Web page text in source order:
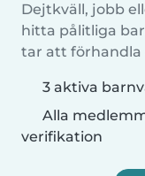
Dejtkväll, jobb
hitta pålitliga
tar att förhandla
3 aktiva
Alla
verifikation